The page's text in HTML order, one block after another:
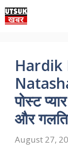
Skip
to
Hardik
पोस्ट
और
August 27,